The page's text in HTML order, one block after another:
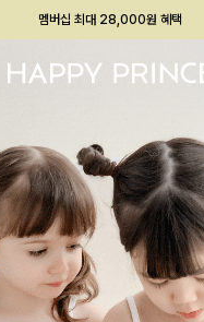
회원전용 아울렛, 가입하면 ~60% 할인!